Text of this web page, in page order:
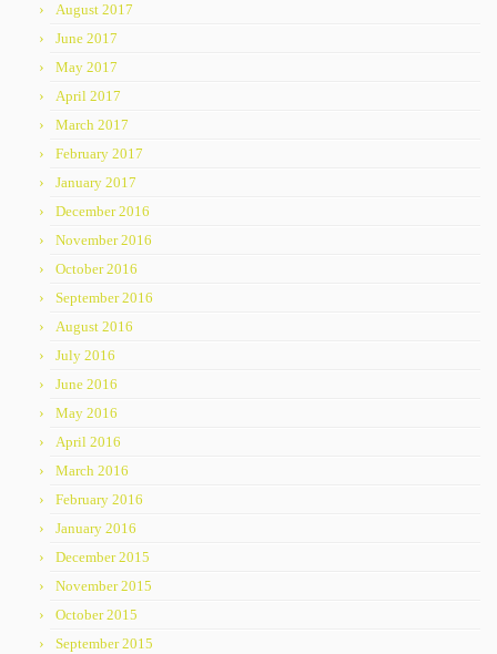
August 2017
June 2017
May 2017
April 2017
March 2017
February 2017
January 2017
December 2016
November 2016
October 2016
September 2016
August 2016
July 2016
June 2016
May 2016
April 2016
March 2016
February 2016
January 2016
December 2015
November 2015
October 2015
September 2015